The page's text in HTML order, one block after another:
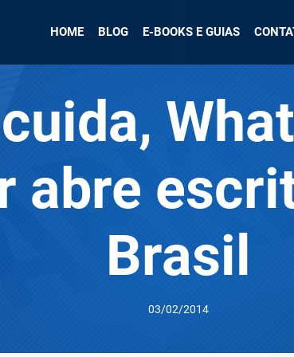
HOME BLOG E-BOOKS E GUIAS
abre
Brasil
03/02/2014